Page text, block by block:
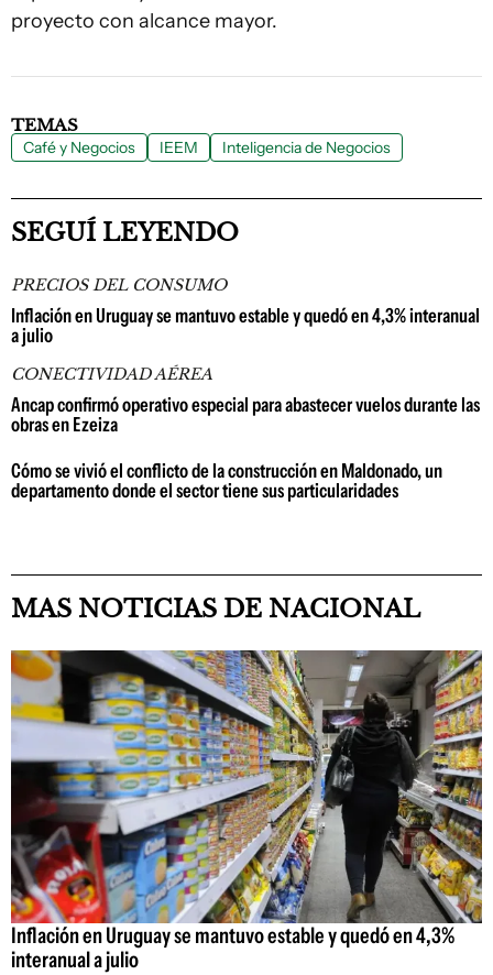
proyecto con alcance mayor.
TEMAS
Café y Negocios IEEM Inteligencia de Negocios
SEGUÍ LEYENDO
PRECIOS DEL CONSUMO
Inflación en Uruguay se mantuvo estable y quedó en 4,3% interanual
a julio
CONECTIVIDAD AÉREA
Ancap confirmó operativo especial para abastecer vuelos durante las
obras en Ezeiza
Cómo se vivió el conflicto de la construcción en Maldonado, un
departamento donde el sector tiene sus particularidades
MAS NOTICIAS DE NACIONAL
Inflación en Uruguay se mantuvo estable y quedó en 4,3%
interanual a julio